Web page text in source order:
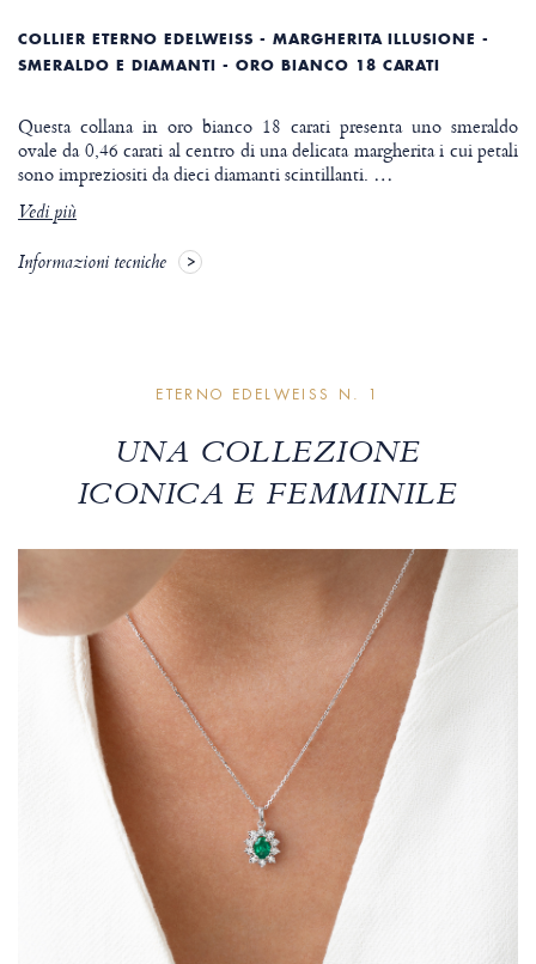
COLLIER ETERNO EDELWEISS - MARGHERITA ILLUSIONE -
SMERALDO E DIAMANTI - ORO BIANCO 18 CARATI
Questa collana in oro bianco 18 carati presenta uno smeraldo
ovale da 0,46 carati al centro di una delicata margherita i cui petali
sono impreziositi da dieci diamanti scintillanti. …
Vedi più
Informazioni tecniche
ETERNO EDELWEISS N. 1
UNA COLLEZIONE
ICONICA E FEMMINILE